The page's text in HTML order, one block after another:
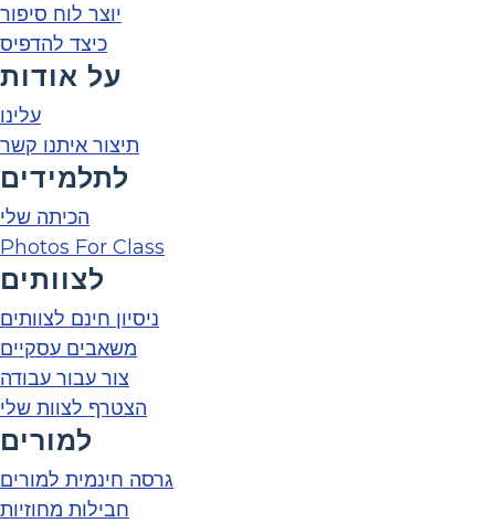
יוצר לוח סיפור
כיצד להדפיס
על אודות
עלינו
תיצור איתנו קשר
לתלמידים
הכיתה שלי
Photos For Class
לצוותים
ניסיון חינם לצוותים
משאבים עסקיים
צור עבור עבודה
הצטרף לצוות שלי
למורים
גרסה חינמית למורים
חבילות מחוזיות